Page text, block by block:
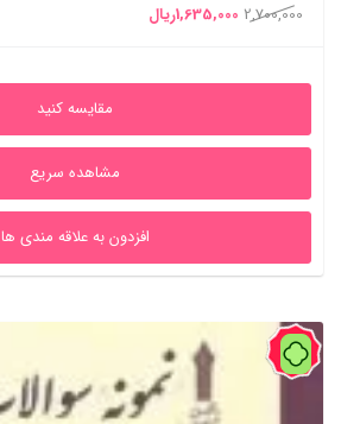
2,700,000 قیمت
2,700,000ریال
1,635,000ریال
1,635,000ریال
مقایسه کنید
مشاهده سریع
افزدون به علاقه مندی ها
51%